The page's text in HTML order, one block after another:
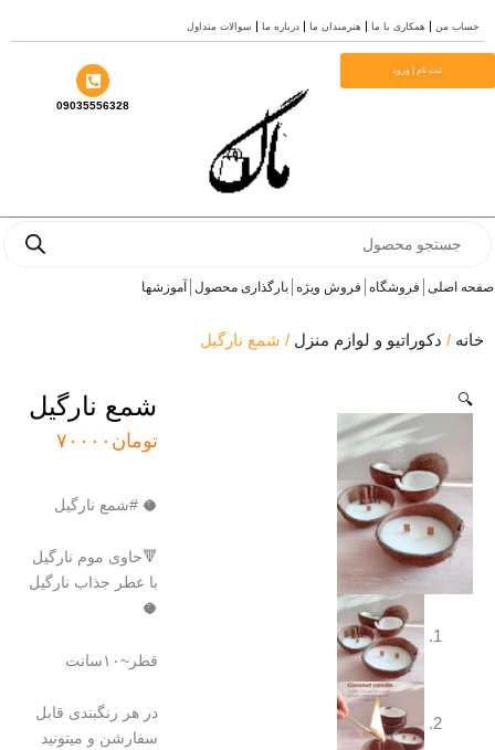
من همکاری با ما هنرمندان ما درباره ما سوالات متداول
ثبت نام | ورود
09035556328
فروشگاه فروش ویژه بارگذاری محصول آموزشها
/دکوراتیو و لوازم منزل / شمع نارگیل
شمع نارگیل
تومان۷۰۰۰۰
🥥 #شمع نارگیل
🔻حاوی موم نارگیل
با عطر جذاب نارگیل
قطر~۱۰سانت
در هر رنگبندی قابل
سفارشن و میتونید